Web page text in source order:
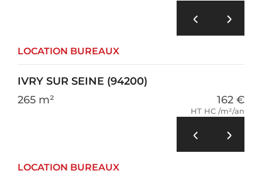
LOCATION BUREAUX
IVRY SUR SEINE (94200)
265 m²
162 €
HT HC /m²/an
LOCATION BUREAUX